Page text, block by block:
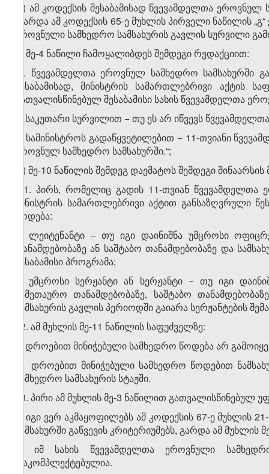
„ა) ამ კოდექსის შესაბამისად წვევამდელთა
(გარდა ამ კოდექსის 65-ე მუხლის პირველი ნაწილის
ეროვნული სამხედრო სამსახურის გავლის სურვილი
გ) მე-4 ნაწილი ჩამოყალიბდეს შემდეგი რედაქციით:
„4. წვევამდელთა ეროვნულ სამხედრო სამსახურში
შესაბამისად, მინისტრის სამართლებრივი
გათვალისწინებულ შესაბამისი სახის წვევამდელთა
ა) საკუთარი სურვილით − თუ ეს არ იწვევს
ბ) სამინისტროს გადაწყვეტილებით − 11-თვიანი
ეროვნულ სამხედრო სამსახურში.“;
დ) მე-10 ნაწილის შემდეგ დაემატოს შემდეგი შინაარსის
„11. პირს, რომელიც გადის 11-თვიან
მინისტრის სამართლებრივი აქტით განსაზღვრული
წოდება:
ა) ლეიტენანტი − თუ იგი დაინიშნა უმცროსი
თანამდებობაზე ან საშტაბო თანამდებობაზე და
შესაბამისი პროგრამა;
ბ) უმცროსი სერჟანტი ან სერჟანტი − თუ იგი
სამეთაურო თანამდებობაზე, საშტაბო
სამსახურის გავლის პერიოდში გაიარა სერჟანტების
12. ამ მუხლის მე-11 ნაწილის საფუძველზე:
ა) დროებით მინიჭებული სამხედრო წოდება არ
ბ) დროებით მინიჭებული სამხედრო წოდებით
სამხედრო სამსახურის სტაჟში.
13. პირი ამ მუხლის მე-3 ნაწილით გათვალისწინებულ
ა) იგი ვერ აკმაყოფილებს ამ კოდექსის 67-ე
სამსახურში გაწვევის კრიტერიუმებს, გარდა ამ
ბ) იმ სახის წვევამდელთა ეროვნული
დაკომპლექტებულია.